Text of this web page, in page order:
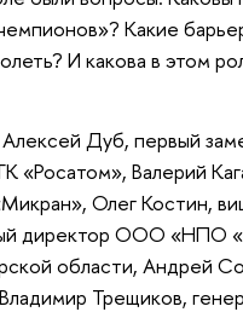
Какие
И какова в этом
Дуб, первый
«Росатом», Валерий
Олег Костин,
директор ООО «НПО
области, Андрей
Трещиков,